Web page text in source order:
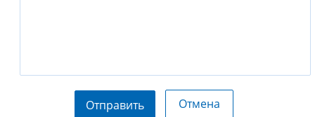
Отправить Отмена